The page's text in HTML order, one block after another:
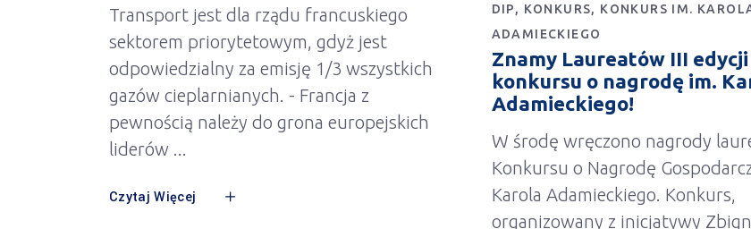
Transport jest dla rządu francuskiego
sektorem priorytetowym, gdyż jest
odpowiedzialny za emisję 1/3 wszystkich
gazów cieplarnianych. - Francja z
pewnością należy do grona europejskich
liderów
Czytaj Więcej
DIP
KONKURS
KONKURS IM.
ADAMIECKIEGO
Znamy Laureatów III edycji
konkursu o nagrodę im.
Adamieckiego!
W środę wręczono nagrody
Konkursu o Nagrodę
Karola Adamieckiego. Konkurs,
organizowany z inicjatywy